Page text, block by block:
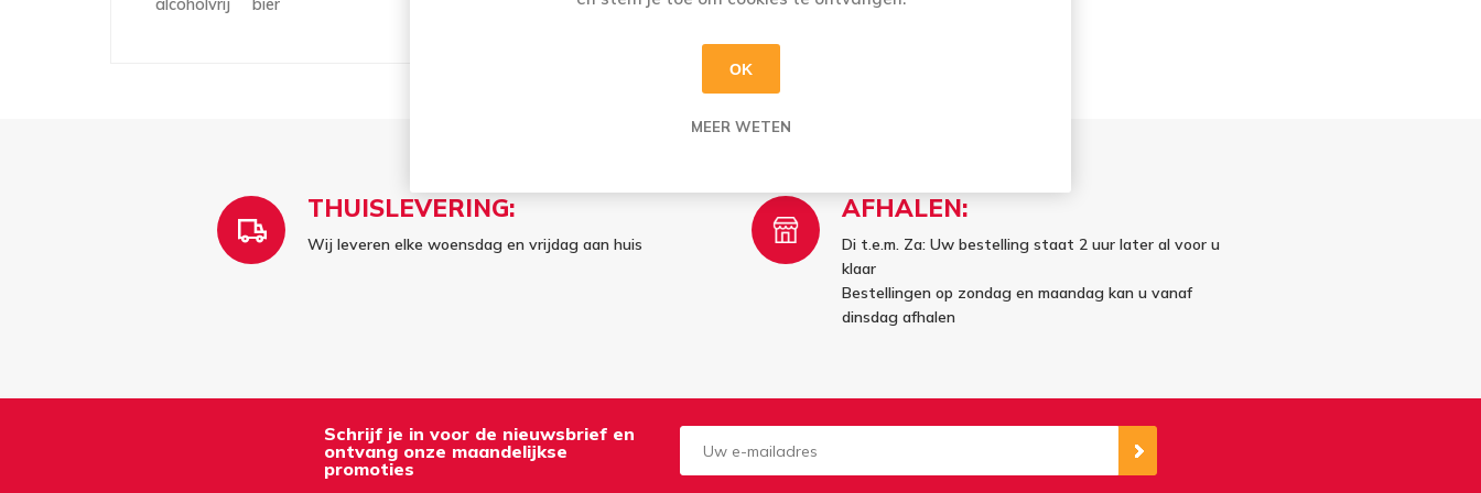
alcoholvrij bier
THUISLEVERING:
Wij leveren elke woensdag en vrijdag aan huis
AFHALEN:
Di t.e.m. Za: Uw bestelling staat 2 uur later al voor u
klaar
Bestellingen op zondag en maandag kan u vanaf
dinsdag afhalen
Schrijf je in voor de nieuwsbrief en
ontvang onze maandelijkse
promoties
OK
MEER WETEN